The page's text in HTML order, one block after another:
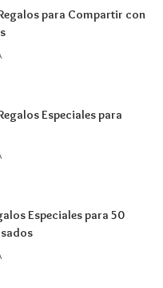
para Compartir con
Especiales para
Especiales para 50